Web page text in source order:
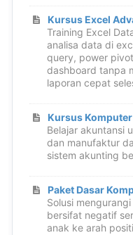
Kursus Excel
Training Excel
analisa data di
query, power
dashboard tanpa
laporan cepat
Kursus
Belajar akuntansi
dan manufaktur
sistem akunting
Paket Dasar
Solusi
bersifat negatif
anak ke arah